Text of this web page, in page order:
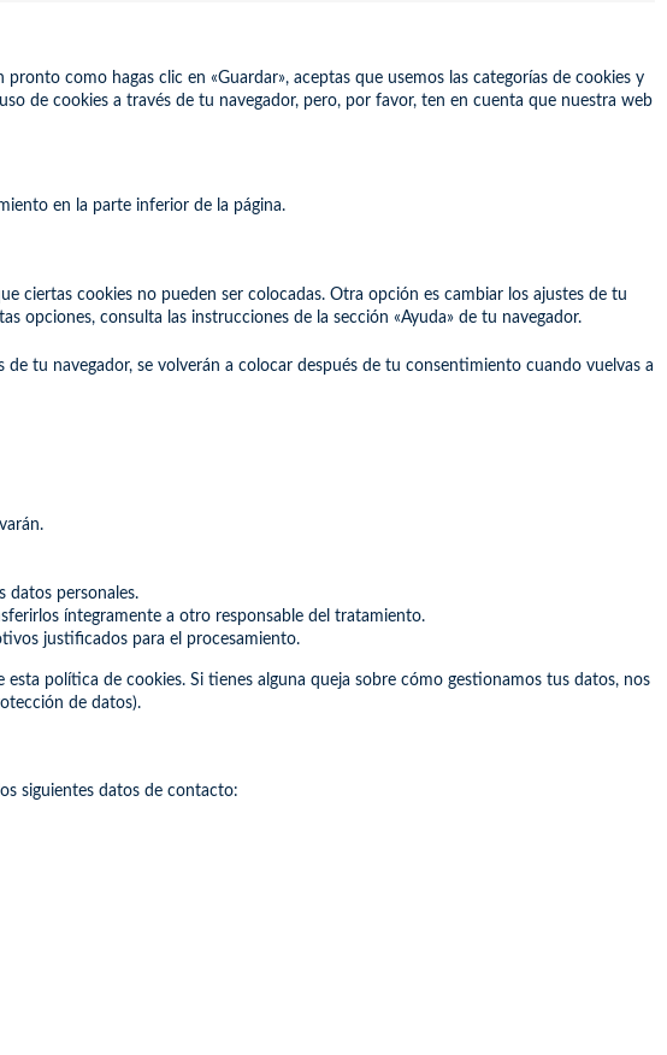
como hagas clic en «Guardar», aceptas que usemos las categorías de cookies y
de cookies a través de tu navegador, pero, por favor, ten en cuenta que nuestra web
en la parte inferior de la página.
ciertas cookies no pueden ser colocadas. Otra opción es cambiar los ajustes de tu
opciones, consulta las instrucciones de la sección «Ayuda» de tu navegador.
tu navegador, se volverán a colocar después de tu consentimiento cuando vuelvas a
datos personales.
íntegramente a otro responsable del tratamiento.
justificados para el procesamiento.
política de cookies. Si tienes alguna queja sobre cómo gestionamos tus datos, nos
de datos).
siguientes datos de contacto: